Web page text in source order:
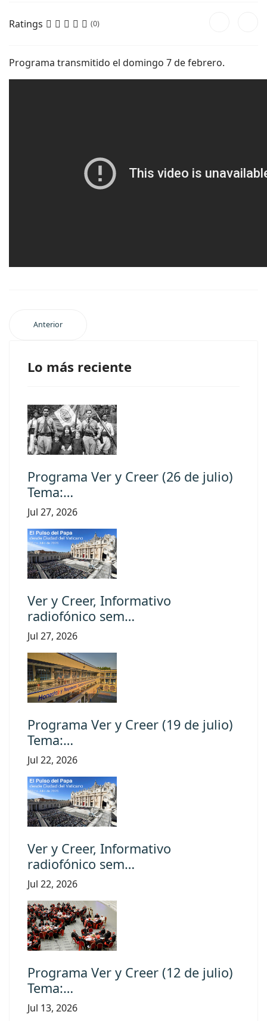
Ratings (0)
Programa transmitido el domingo 7 de febrero.
Anterior
Lo más reciente
Programa Ver y Creer (26 de julio)
Tema:…
Jul 27, 2026
Ver y Creer, Informativo
radiofónico sem…
Jul 27, 2026
Programa Ver y Creer (19 de julio)
Tema:…
Jul 22, 2026
Ver y Creer, Informativo
radiofónico sem…
Jul 22, 2026
Programa Ver y Creer (12 de julio)
Tema:…
Jul 13, 2026